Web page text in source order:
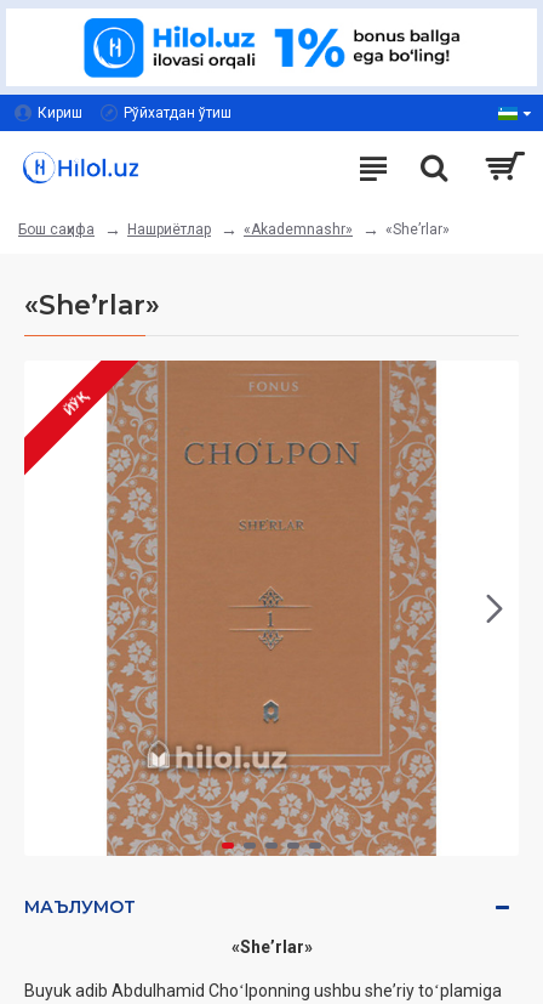
Кириш Рўйхатдан ўтиш
Бош саҳифа Нашриётлар «Akademnashr» «Sheʼrlar»
«Sheʼrlar»
ЙЎҚ
МАЪЛУМОТ
«Sheʼrlar»
Buyuk adib Abdulhamid Choʻlponning ushbu sheʼriy toʻplamiga